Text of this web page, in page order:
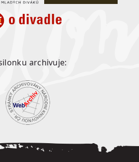
archivuje: